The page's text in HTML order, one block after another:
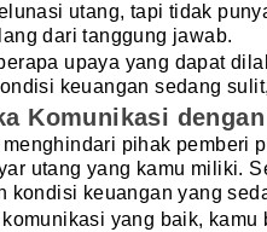
utang, tapi tidak
dari tanggung jawab.
upaya yang dapat
keuangan sedang
Komunikasi
pihak pemberi
utang yang kamu miliki.
kondisi keuangan yang
yang baik,